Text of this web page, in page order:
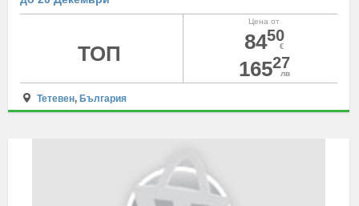
Цена от
8450
€
16527
лв
ТОП
Тетевен, България